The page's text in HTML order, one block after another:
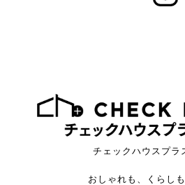
チェックハウスプラ
おしゃれも、くらし